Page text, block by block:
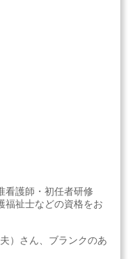
看護師・初任者研修
福祉士などの資格をお
）さん、ブランクのあ